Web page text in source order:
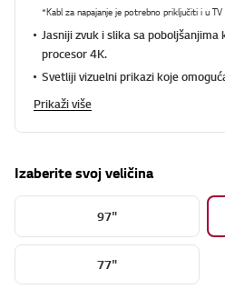
*Kabl za napajanje je potrebno priključiti i u
Jasniji zvuk i slika sa
procesor 4K.
Svetliji vizuelni prikazi koje
Prikaži više
Izaberite svoj veličina
97"
77"